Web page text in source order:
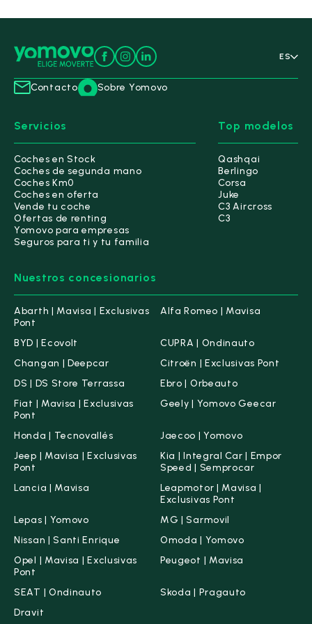
Alfa Romeo(11)
BYD(15)
(1)
Todos
Deepal S07
Citroën
CUPRA
Ebro(38)
Fiat (63)
Honda
Jeep(38)
Kia(160)
Nissan(199)
Omoda
ES
Contacto Sobre Yomovo
Servicios
Coches en Stock
Coches de segunda mano
Coches Km0
Coches en oferta
Vende tu coche
Ofertas de renting
Yomovo para empresas
Seguros para ti y tu familia
Top modelos
Qashqai
Berlingo
Corsa
Juke
C3 Aircross
C3
Nuestros concesionarios
Abarth | Mavisa | Exclusivas
Pont
Alfa Romeo | Mavisa
BYD | Ecovolt
CUPRA | Ondinauto
Changan | Deepcar
Citroën | Exclusivas Pont
DS | DS Store Terrassa
Ebro | Orbeauto
Fiat | Mavisa | Exclusivas
Pont
Geely | Yomovo Geecar
Honda | Tecnovallés
Jaecoo | Yomovo
Jeep | Mavisa | Exclusivas
Pont
Kia | Integral Car | Empor
Speed | Semprocar
Lancia | Mavisa
Leapmotor | Mavisa |
Exclusivas Pont
Lepas | Yomovo
MG | Sarmovil
Nissan | Santi Enrique
Omoda | Yomovo
Opel | Mavisa | Exclusivas
Pont
Peugeot | Mavisa
SEAT | Ondinauto
Skoda | Pragauto
Dravit